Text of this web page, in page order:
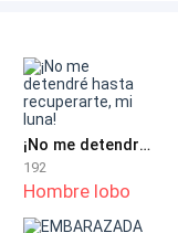
a despertarse,
que no
levantarse un
volver a caer
¡No me detendré hasta recuperarte, mi luna!
192
Hombre lobo